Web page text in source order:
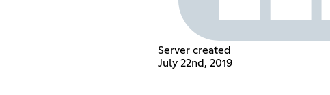
Server created
July 22nd, 2019